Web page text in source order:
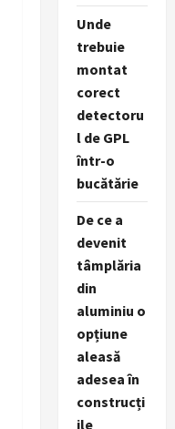
Unde
trebuie
montat
corect
detectoru
l de GPL
într-o
bucătărie
De ce a
devenit
tâmplăria
din
aluminiu o
opțiune
aleasă
adesea în
construcți
ile